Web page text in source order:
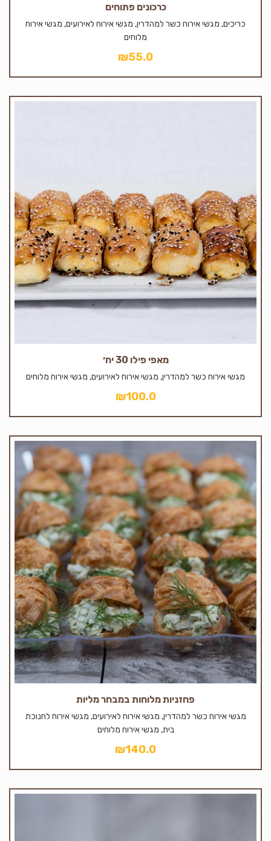
כרכונים פתוחים
כריכים, מגשי אירוח כשר למהדרין, מגשי אירוח לאירועים, מגשי אירוח
מלוחים
₪55.0
מאפי פילו 30 יח׳
מגשי אירוח כשר למהדרין, מגשי אירוח לאירועים, מגשי אירוח מלוחים
₪100.0
פחזניות מלוחות במבחר מליות
מגשי אירוח כשר למהדרין, מגשי אירוח לאירועים, מגשי אירוח לחנוכת
בית, מגשי אירוח מלוחים
₪140.0